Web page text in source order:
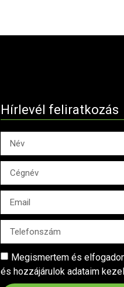
Hírlevél feliratkozás
Megismertem és
és hozzájárulok adataim